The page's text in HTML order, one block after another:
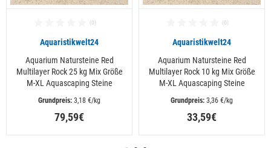
Aquaristikwelt24
Aquarium Natursteine Red
Multilayer Rock 25 kg Mix Größe
M-XL Aquascaping Steine
3,18 €/kg
79,59€
Aquaristikwelt24
Aquarium Natursteine Red
Multilayer Rock 10 kg Mix Größe
M-XL Aquascaping Steine
3,36 €/kg
33,59€